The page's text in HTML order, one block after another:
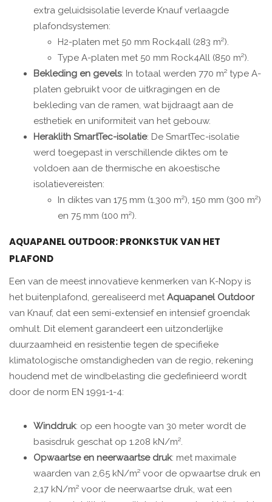
extra geluidsisolatie leverde Knauf verlaagde
plafondsystemen:
H2-platen met 50 mm Rock4all (283 m²).
Type A-platen met 50 mm Rock4All (850 m²).
Bekleding en gevels: In totaal werden 770 m² type A-
platen gebruikt voor de uitkragingen en de
bekleding van de ramen, wat bijdraagt aan de
esthetiek en uniformiteit van het gebouw.
Heraklith SmartTec-isolatie: De SmartTec-isolatie
werd toegepast in verschillende diktes om te
voldoen aan de thermische en akoestische
isolatievereisten:
In diktes van 175 mm (1.300 m²), 150 mm (300 m²)
en 75 mm (100 m²).
AQUAPANEL OUTDOOR: PRONKSTUK VAN HET
PLAFOND
Een van de meest innovatieve kenmerken van K-Nopy is
het buitenplafond, gerealiseerd metAquapanel Outdoor
van Knauf, dat een semi-extensief en intensief groendak
omhult. Dit element garandeert een uitzonderlijke
duurzaamheid en resistentie tegen de specifieke
klimatologische omstandigheden van de regio, rekening
houdend met de windbelasting die gedefinieerd wordt
door de norm EN 1991-1-4:
Winddruk: op een hoogte van 30 meter wordt de
basisdruk geschat op 1.208 kN/m².
Opwaartse en neerwaartse druk: met maximale
waarden van 2,65 kN/m² voor de opwaartse druk en
2,17 kN/m² voor de neerwaartse druk, wat een